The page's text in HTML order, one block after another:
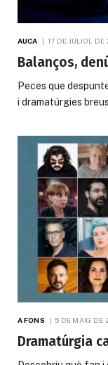
AUCA 17 DE JULIOL DE
Balanços,
Peces que
i dramatúrgies
A FONS 5 DE MAIG DE
Dramatúrgia